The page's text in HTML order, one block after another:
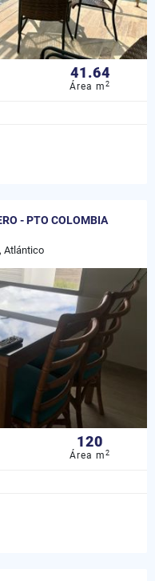
41.64
Área m2
- PTO COLOMBIA
Atlántico
120
Área m2